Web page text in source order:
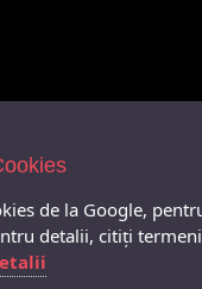
de la Google,
detalii, citiți